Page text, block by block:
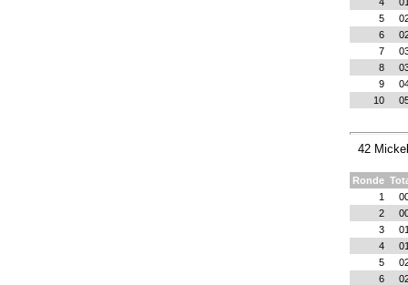
5
6
7
8
9
10
42
Ronde
1
2
3
4
5
6